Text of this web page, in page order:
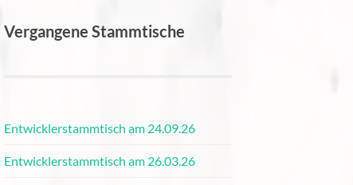
Vergangene Stammtische
Entwicklerstammtisch am 24.09.26
Entwicklerstammtisch am 26.03.26